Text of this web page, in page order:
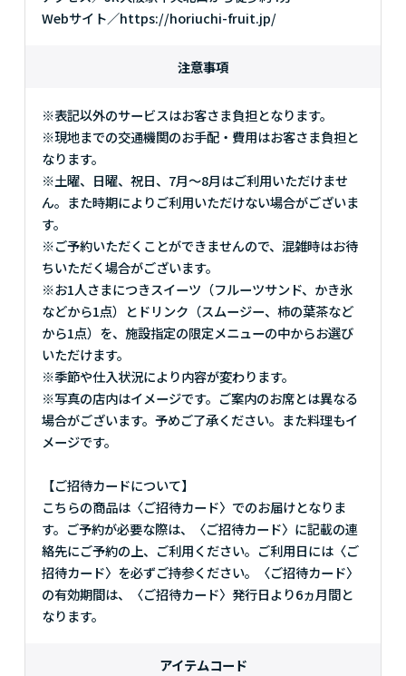
Webサイト／https://horiuchi-fruit.jp/
注意事項
※表記以外のサービスはお客さま負担となります。
※現地までの交通機関のお手配・費用はお客さま負担と
なります。
※土曜、日曜、祝日、7月～8月はご利用いただけませ
ん。また時期によりご利用いただけない場合がございま
す。
※ご予約いただくことができませんので、混雑時はお待
ちいただく場合がございます。
※お1人さまにつきスイーツ（フルーツサンド、かき氷
などから1点）とドリンク（スムージー、柿の葉茶など
から1点）を、施設指定の限定メニューの中からお選び
いただけます。
※季節や仕入状況により内容が変わります。
※写真の店内はイメージです。ご案内のお席とは異なる
場合がございます。予めご了承ください。また料理もイ
メージです。
【ご招待カードについて】
こちらの商品は〈ご招待カード〉でのお届けとなりま
す。ご予約が必要な際は、〈ご招待カード〉に記載の連
絡先にご予約の上、ご利用ください。ご利用日には〈ご
招待カード〉を必ずご持参ください。〈ご招待カード〉
の有効期間は、〈ご招待カード〉発行日より6ヵ月間と
なります。
アイテムコード